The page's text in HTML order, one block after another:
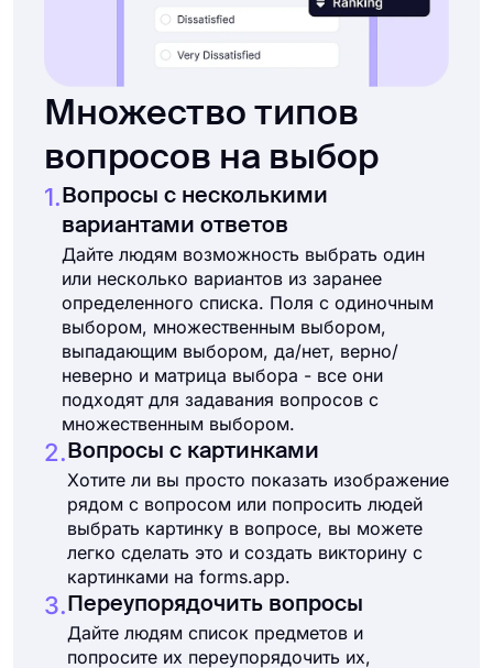
Множество типов
вопросов на выбор
1.Вопросы с несколькими
вариантами ответов
Дайте людям возможность выбрать один
или несколько вариантов из заранее
определенного списка. Поля с одиночным
выбором, множественным выбором,
выпадающим выбором, да/нет, верно/
неверно и матрица выбора - все они
подходят для задавания вопросов с
множественным выбором.
2.Вопросы с картинками
Хотите ли вы просто показать изображение
рядом с вопросом или попросить людей
выбрать картинку в вопросе, вы можете
легко сделать это и создать викторину с
картинками на forms.app.
3.Переупорядочить вопросы
Дайте людям список предметов и
попросите их переупорядочить их,